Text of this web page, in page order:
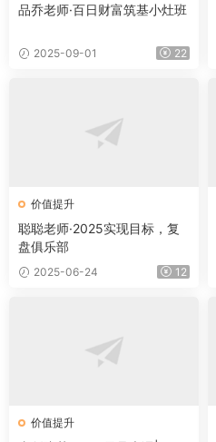
品乔老师·百日财富筑基小灶班
2025-09-01 22
价值提升
聪聪老师·2025实现目标，复
盘俱乐部
2025-06-24 12
价值提升